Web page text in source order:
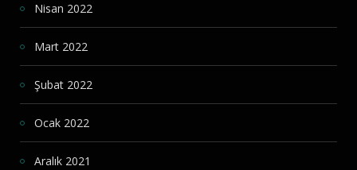
Nisan 2022
Mart 2022
Şubat 2022
Ocak 2022
Aralık 2021